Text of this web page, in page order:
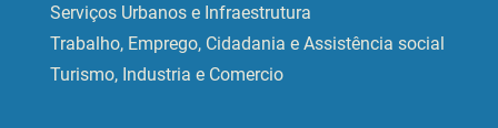
Serviços Urbanos e Infraestrutura
Trabalho, Emprego, Cidadania e Assistência social
Turismo, Industria e Comercio